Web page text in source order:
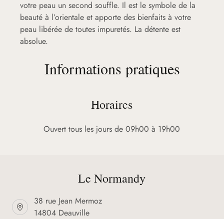
votre peau un second souffle. Il est le symbole de la
beauté à l’orientale et apporte des bienfaits à votre
peau libérée de toutes impuretés. La détente est
absolue.
Informations pratiques
Horaires
Ouvert tous les jours de 09h00 à 19h00
Le Normandy
38 rue Jean Mermoz
14804 Deauville